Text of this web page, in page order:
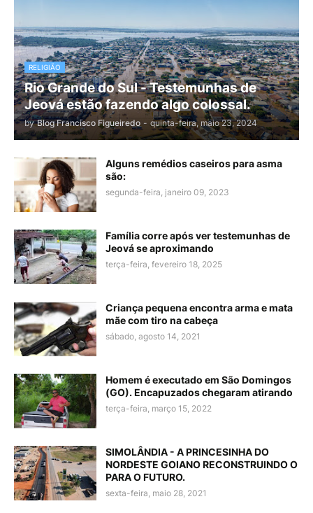
RELIGIÃO
Rio Grande do Sul - Testemunhas de
Jeová estão fazendo algo colossal.
by Blog Francisco Figueiredo - quinta-feira, maio 23, 2024
Alguns remédios caseiros para asma
são:
segunda-feira, janeiro 09, 2023
Família corre após ver testemunhas de
Jeová se aproximando
terça-feira, fevereiro 18, 2025
Criança pequena encontra arma e mata
mãe com tiro na cabeça
sábado, agosto 14, 2021
Homem é executado em São Domingos
(GO). Encapuzados chegaram atirando
terça-feira, março 15, 2022
SIMOLÂNDIA - A PRINCESINHA DO
NORDESTE GOIANO RECONSTRUINDO O
PARA O FUTURO.
sexta-feira, maio 28, 2021